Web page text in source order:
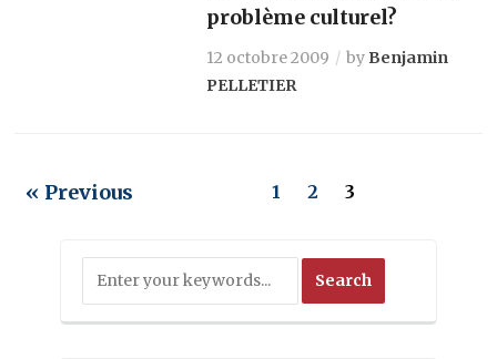
problème culturel?
12 octobre 2009 by Benjamin
PELLETIER
« Previous 1 2 3